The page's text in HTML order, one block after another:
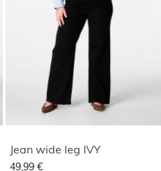
Jean wide leg IVY
49,99 €